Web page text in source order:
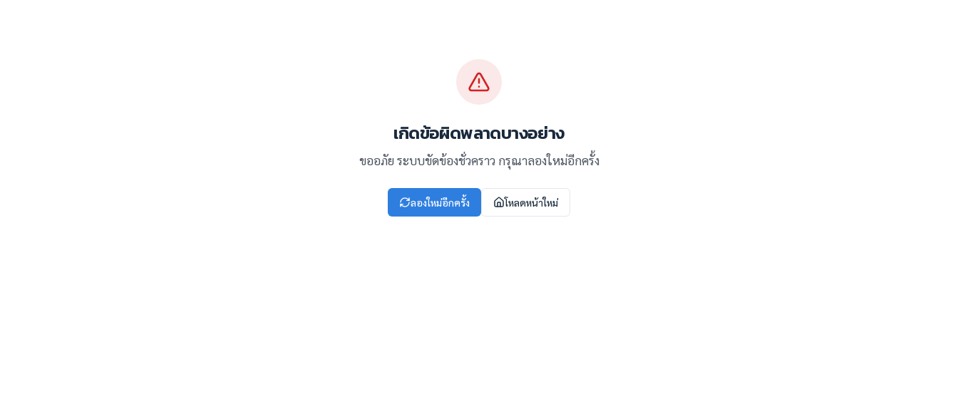
เกิดข้อผิดพลาดบางอย่าง
ขออภัย ระบบขัดข้องชั่วคราว กรุณาลองใหม่อีกครั้ง
ลองใหม่อีกครั้ง โหลดหน้าใหม่